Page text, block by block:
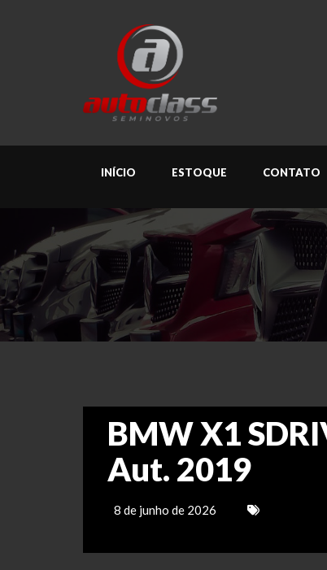
INÍCIO ESTOQUE CONTATO
BMW X1
Aut. 2019
8 de junho de 2026